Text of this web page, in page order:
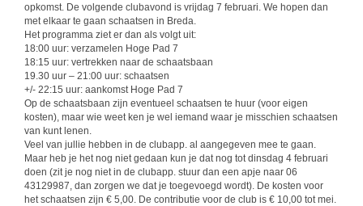
opkomst. De volgende clubavond is vrijdag 7 februari. We hopen dan
met elkaar te gaan schaatsen in Breda.
Het programma ziet er dan als volgt uit:
18:00 uur: verzamelen Hoge Pad 7
18:15 uur: vertrekken naar de schaatsbaan
19.30 uur – 21:00 uur: schaatsen
+/- 22:15 uur: aankomst Hoge Pad 7
Op de schaatsbaan zijn eventueel schaatsen te huur (voor eigen
kosten), maar wie weet ken je wel iemand waar je misschien schaatsen
van kunt lenen.
Veel van jullie hebben in de clubapp. al aangegeven mee te gaan.
Maar heb je het nog niet gedaan kun je dat nog tot dinsdag 4 februari
doen (zit je nog niet in de clubapp. stuur dan een apje naar 06
43129987, dan zorgen we dat je toegevoegd wordt). De kosten voor
het schaatsen zijn € 5,00. De contributie voor de club is € 10,00 tot mei.